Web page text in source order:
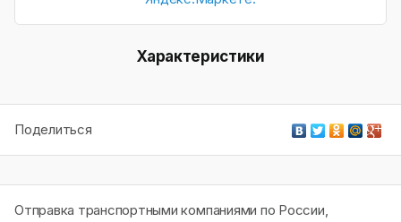
Характеристики
Поделиться
Отправка транспортными компаниями по России,